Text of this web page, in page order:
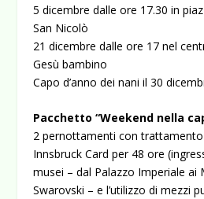
5 dicembre dalle ore 17.30 in
San Nicolò
21 dicembre dalle ore 17 nel
Gesù bambino
Capo d’anno dei nani il 30
Pacchetto “Weekend nella
2 pernottamenti con
Innsbruck Card per 48 ore
musei – dal Palazzo Imperiale ai
Swarovski – e l’utilizzo di mezzi